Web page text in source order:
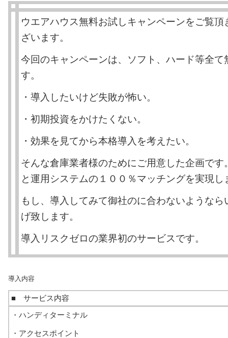
ウエアハウス無料お試しキャンペーンをご覧
ざいます。
今回のキャンペーンは、ソフト、ハード等全て
す。
・導入したいけど失敗が怖い。
・初期投資をかけたくない。
・効果を見てから本格導入を考えたい。
そんな倉庫業者様のためにご用意した企画で
と運用システムの１００％マッチングを実現し
もし、導入してみて御社のに合わないような
げ致します。
導入リスクゼロの業界初のサービスです。
導入内容
■ サービス内容
・ハンディターミナル
・アクセスポイント